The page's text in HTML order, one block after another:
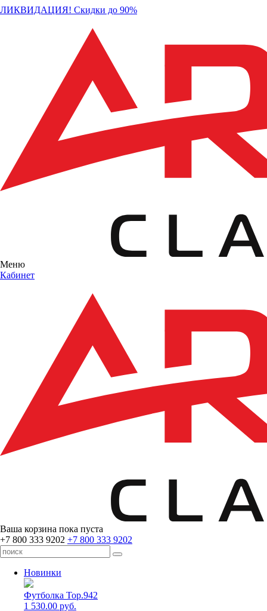
ЛИКВИДАЦИЯ! Скидки до 90%
Меню
Кабинет
Ваша корзина пока пуста
+7 800 333 9202 +7 800 333 9202
Новинки
Футболка Top.942
1 530.00 руб.